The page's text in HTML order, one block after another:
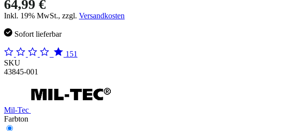
64,99 €
Inkl. 19% MwSt., zzgl. Versandkosten
Sofort lieferbar
151
SKU
43845-001
Mil-Tec
Farbton